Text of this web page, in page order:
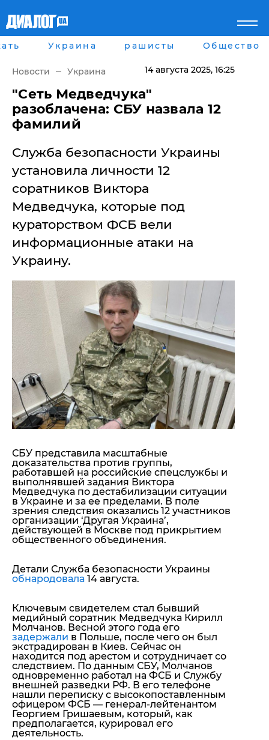
Главная
рассея
Мир
Беларусь
Военное обозрение
Наука и Техника
Мнение
Пресса
Шоу-биз
Здоровье
Украина
Спорт
Культура
Города
Луганск
Киев
Харьков
Днепр
Война на Донбассе и в
Крыму
"ДНР"
Оккупация Крыма
Новости Крыма
Донбасс
Армия Украины
Помощь проекту
Стиль Диалога
Шоу-биз
Культура
Общество
Пресс-релизы
Пресс-релизы
Авторское
Мнение
Блоги
ИноСМИ
Украина рашисты Общество
Новости Украина 14 августа 2025, 16:25
"Сеть Медведчука"
разоблачена: СБУ назвала 12
фамилий
Служба безопасности Украины
установила личности 12
соратников Виктора
Медведчука, которые под
кураторством ФСБ вели
информационные атаки на
Украину.
СБУ представила масштабные
доказательства против группы,
работавшей на российские спецслужбы и
выполнявшей задания Виктора
Медведчука по дестабилизации ситуации
в Украине и за ее пределами. В поле
зрения следствия оказались 12 участников
организации ‘Другая Украина’,
действующей в Москве под прикрытием
общественного объединения.
Детали Служба безопасности Украины
обнародовала 14 августа.
Ключевым свидетелем стал бывший
медийный соратник Медведчука Кирилл
Молчанов. Весной этого года его
задержали в Польше, после чего он был
экстрадирован в Киев. Сейчас он
находится под арестом и сотрудничает со
следствием. По данным СБУ, Молчанов
одновременно работал на ФСБ и Службу
внешней разведки РФ. В его телефоне
нашли переписку с высокопоставленным
офицером ФСБ — генерал-лейтенантом
Георгием Гришаевым, который, как
предполагается, курировал его
деятельность.